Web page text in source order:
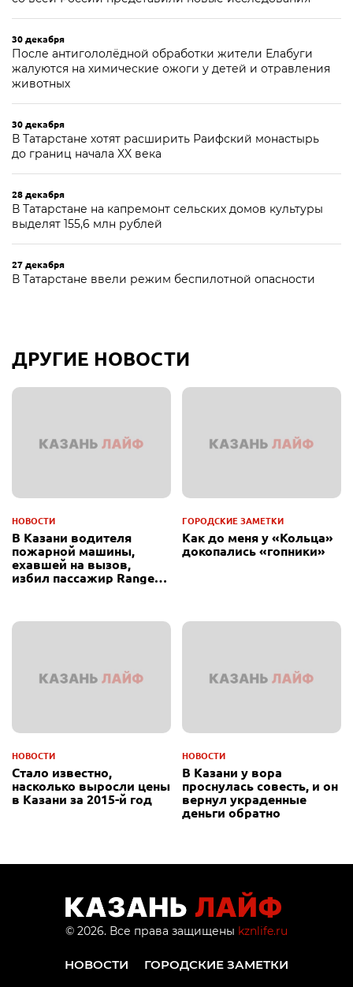
30 декабря
После антигололёдной обработки жители Елабуги
жалуются на химические ожоги у детей и отравления
животных
30 декабря
В Татарстане хотят расширить Раифский монастырь
до границ начала XX века
28 декабря
В Татарстане на капремонт сельских домов культуры
выделят 155,6 млн рублей
27 декабря
В Татарстане ввели режим беспилотной опасности
ДРУГИЕ НОВОСТИ
НОВОСТИ
В Казани водителя
пожарной машины,
ехавшей на вызов,
избил пассажир Range
ГОРОДСКИЕ ЗАМЕТКИ
Как до меня у «Кольца»
докопались «гопники»
НОВОСТИ
Стало известно,
насколько выросли цены
в Казани за 2015-й год
НОВОСТИ
В Казани у вора
проснулась совесть, и он
вернул украденные
деньги обратно
© 2026. Все права защищены kznlife.ru
НОВОСТИ
ГОРОДСКИЕ ЗАМЕТКИ